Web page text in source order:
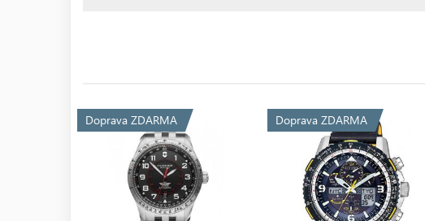
Doprava ZDARMA Doprava ZDARMA